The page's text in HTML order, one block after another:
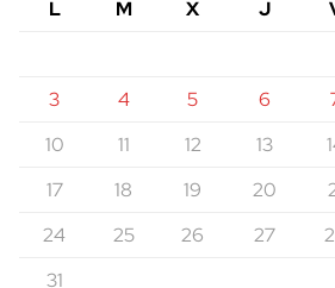
L
M X J
3
4 5 6
10
11 12 13
17
18 19 20
24
25 26 27
31